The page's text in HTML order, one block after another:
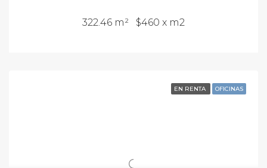
322.46 m² $460 x m2
EN RENTA OFICINAS